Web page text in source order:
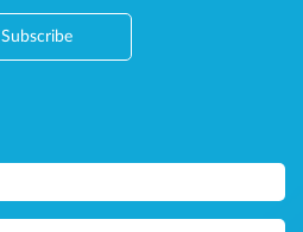
Subscribe